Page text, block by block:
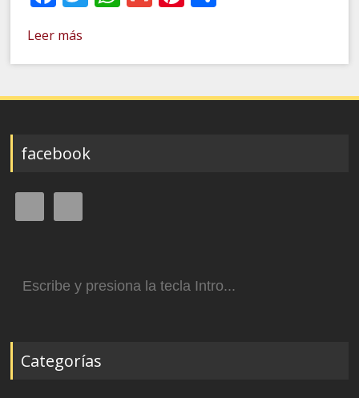
Leer más
facebook
Categorías